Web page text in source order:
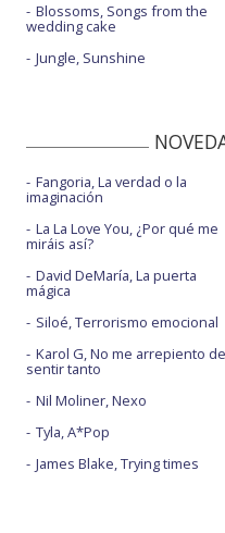
Blossoms, Songs from the
wedding cake
Jungle, Sunshine
Fangoria, La verdad o la
imaginación
La La Love You, ¿Por qué me
miráis así?
David DeMaría, La puerta
mágica
Siloé, Terrorismo emocional
Karol G, No me arrepiento de
sentir tanto
Nil Moliner, Nexo
Tyla, A*Pop
James Blake, Trying times